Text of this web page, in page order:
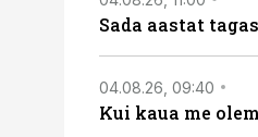
Sada aastat
04.08.26, 09:40
Kui kaua me